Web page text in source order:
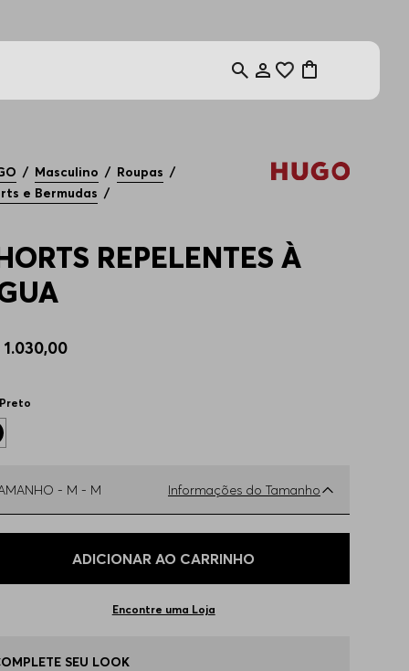
Masculino
Roupas
e Bermudas
REPELENTES À
1.030,00
Preto
- M - M Informações do Tamanho
- L
ADICIONAR AO CARRINHO
Encontre uma Loja
SEU LOOK